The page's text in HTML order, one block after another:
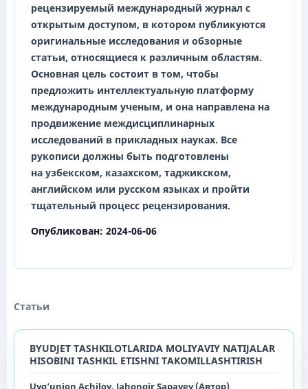
рецензируемый международный журнал с
открытым доступом, в котором публикуются
оригинальные исследования и обзорные
статьи, относящиеся к различным областям.
Основная цель состоит в том, чтобы
предложить интеллектуальную платформу
международным ученым, и она направлена на
продвижение междисциплинарных
исследований в прикладных науках. Все
рукописи должны быть подготовлены
на узбекском, казахском, таджикском,
английском или русском языках и пройти
тщательный процесс рецензирования.
Опубликован: 2024-06-06
Статьи
BYUDJET TASHKILOTLARIDA MOLIYAVIY NATIJALAR
HISOBINI TASHKIL ETISHNI TAKOMILLASHTIRISH
Uyg‘unjon Achilov, Jahongir Sapayev (Автор)